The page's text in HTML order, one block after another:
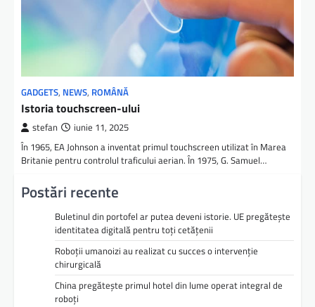
GADGETS, NEWS, ROMÂNĂ
Istoria touchscreen-ului
stefan iunie 11, 2025
În 1965, EA Johnson a inventat primul touchscreen utilizat în Marea
Britanie pentru controlul traficului aerian. În 1975, G. Samuel…
Postări recente
Buletinul din portofel ar putea deveni istorie. UE pregătește
identitatea digitală pentru toți cetățenii
Roboții umanoizi au realizat cu succes o intervenție
chirurgicală
China pregătește primul hotel din lume operat integral de
roboți